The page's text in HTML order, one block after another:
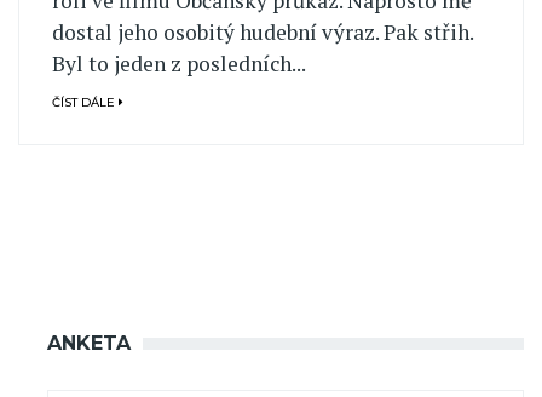
dostal jeho osobitý hudební výraz. Pak střih.
Byl to jeden z posledních...
ČÍST DÁLE
ANKETA